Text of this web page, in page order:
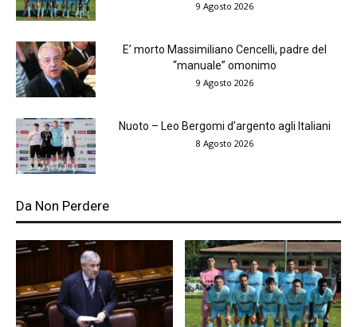
9 Agosto 2026
E’ morto Massimiliano Cencelli, padre del
“manuale” omonimo
9 Agosto 2026
Nuoto – Leo Bergomi d’argento agli Italiani
8 Agosto 2026
Da Non Perdere